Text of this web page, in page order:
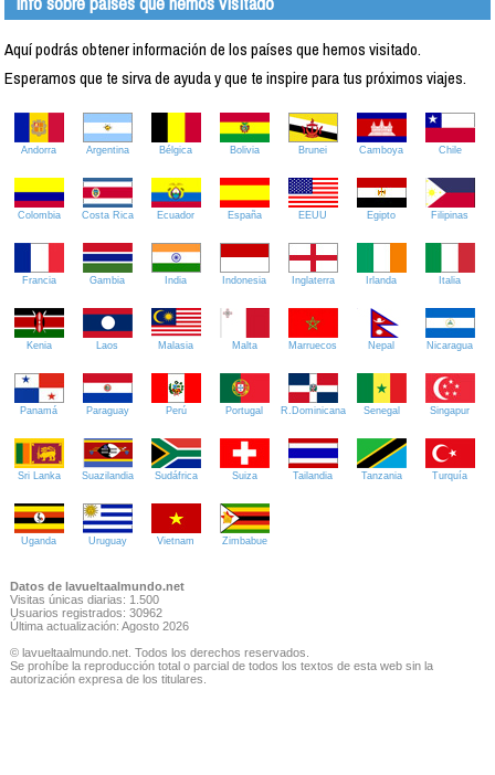
Aquí podrás obtener información de los países que hemos visitado.
Esperamos que te sirva de ayuda y que te inspire para tus próximos viajes.
Andorra Argentina Bélgica Bolivia Brunei Camboya Chile
Colombia Costa Rica Ecuador España EEUU Egipto Filipinas
Francia Gambia India Indonesia Inglaterra Irlanda Italia
Kenia Laos Malasia Malta Marruecos Nepal Nicaragua
Panamá Paraguay Perú Portugal R.Dominicana Senegal Singapur
Sri Lanka Suazilandia Sudáfrica Suiza Tailandia Tanzania Turquía
Uganda Uruguay Vietnam Zimbabue
Datos de lavueltaalmundo.net
Visitas únicas diarias: 1.500
Usuarios registrados: 30962
Última actualización: Agosto 2026
© lavueltaalmundo.net. Todos los derechos reservados.
Se prohíbe la reproducción total o parcial de todos los textos de esta web sin la
autorización expresa de los titulares.